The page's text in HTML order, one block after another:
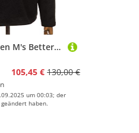
PATAGONIA Herren M's Better Sweater 1/4 Zip Performance-Fleece, Black, M
105,45 € 130,00 €
um 00:03; der
haben.